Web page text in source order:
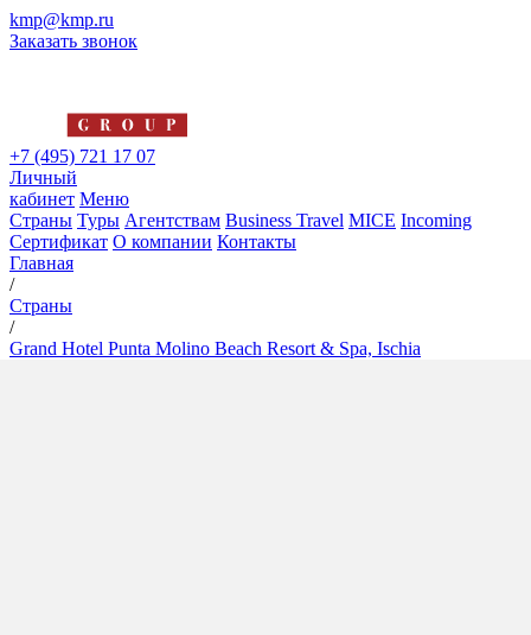
kmp@kmp.ru
Заказать звонок
+7 (495) 721 17 07
Личный
кабинет Меню
Страны Туры Агентствам Business Travel MICE Incoming
Сертификат О компании Контакты
Главная
/
Страны
/
Grand Hotel Punta Molino Beach Resort & Spa, Ischia